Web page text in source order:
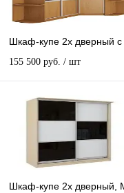
Шкаф-купе 2х дверный
155 500 руб. / шт
Шкаф-купе 2х дверный,